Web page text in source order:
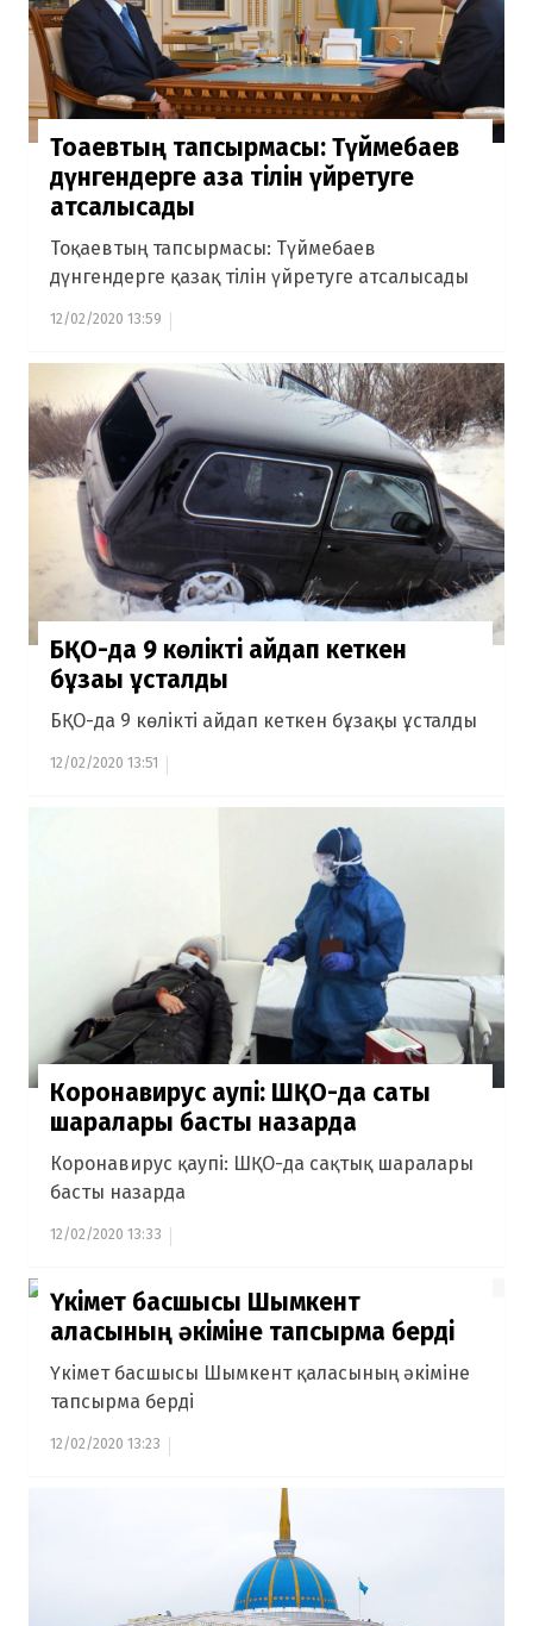
Тоқаевтың тапсырмасы: Түймебаев
дүнгендерге қазақ тілін үйретуге
атсалысады
Тоқаевтың тапсырмасы: Түймебаев
дүнгендерге қазақ тілін үйретуге атсалысады
12/02/2020 13:59
БҚО-да 9 көлікті айдап кеткен
бұзақы ұсталды
БҚО-да 9 көлікті айдап кеткен бұзақы ұсталды
12/02/2020 13:51
Коронавирус қаупі: ШҚО-да сақтық
шаралары басты назарда
Коронавирус қаупі: ШҚО-да сақтық шаралары
басты назарда
12/02/2020 13:33
Үкімет басшысы Шымкент
қаласының әкіміне тапсырма берді
Үкімет басшысы Шымкент қаласының әкіміне
тапсырма берді
12/02/2020 13:23